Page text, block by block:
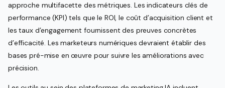
approche multifacette des métriques. Les indicateurs clés de
performance (KPI) tels que le ROI, le coût d’acquisition client et
les taux d’engagement fournissent des preuves concrètes
d’efficacité. Les marketeurs numériques devraient établir des
bases pré-mise en œuvre pour suivre les améliorations avec
précision.